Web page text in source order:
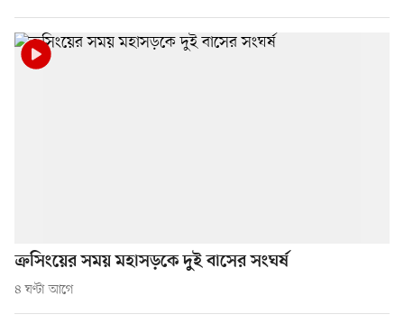
ক্রসিংয়ের সময় মহাসড়কে দুই বাসের সংঘর্ষ
৪ ঘণ্টা আগে